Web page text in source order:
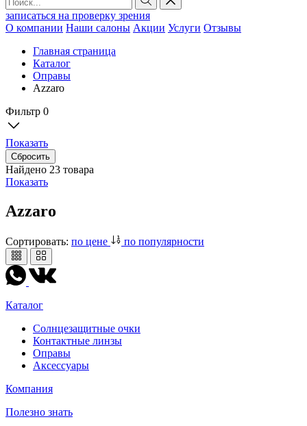
записаться на проверку зрения
О компании Наши салоны Акции Услуги Отзывы
Главная страница
Каталог
Оправы
Azzaro
Фильтр 0
Показать
Найдено 23 товара
Показать
Azzaro
Сортировать: по цене по популярности
Каталог
Солнцезащитные очки
Контактные линзы
Оправы
Аксессуары
Компания
Полезно знать